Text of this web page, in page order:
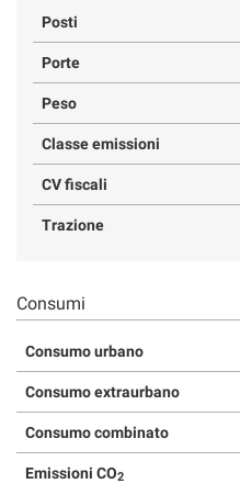
Posti
Porte
Peso
Classe emissioni
CV fiscali
Trazione
Consumi
Consumo urbano
Consumo extraurbano
Consumo combinato
Emissioni CO2